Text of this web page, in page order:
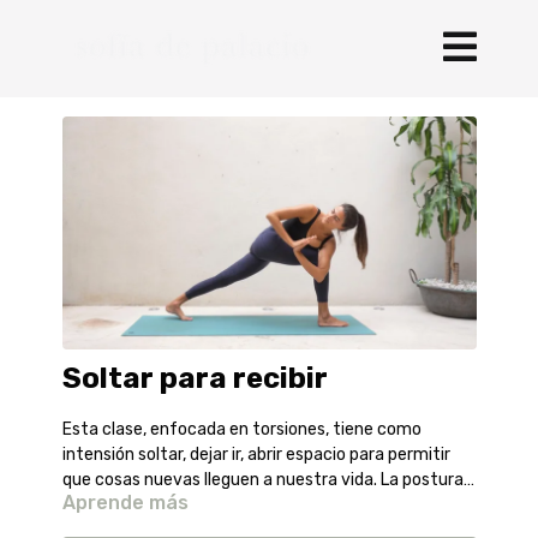
Soltar para recibir
Esta clase, enfocada en torsiones, tiene como
intensión soltar, dejar ir, abrir espacio para permitir
que cosas nuevas lleguen a nuestra vida. La postura
final es Parivrtta Svarga Dvijasana o ave del paraiso
Aprende más